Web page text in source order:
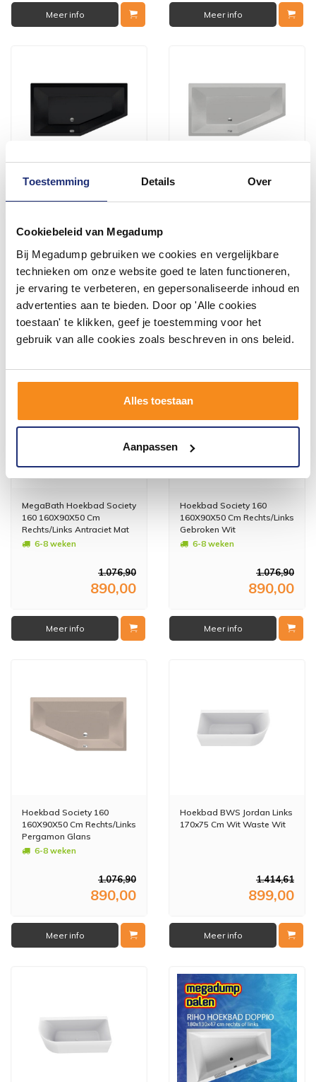
Toestemming Details Over
Cookiebeleid van Megadump
Bij Megadump gebruiken we cookies en vergelijkbare
technieken om onze website goed te laten functioneren,
je ervaring te verbeteren, en gepersonaliseerde inhoud en
advertenties aan te bieden. Door op 'Alle cookies
toestaan' te klikken, geef je toestemming voor het
gebruik van alle cookies zoals beschreven in ons beleid.
Alles toestaan
Aanpassen
Meer info Meer info
Zwart6-8 weken
1.076,90
890,00
Meer info
890,00
Meer info
MegaBath Hoekbad Society
160 160X90X50 Cm
Rechts/Links Antraciet Mat
6-8 weken
1.076,90
890,00
Meer info
Hoekbad Society 160
160X90X50 Cm Rechts/Links
Gebroken Wit
6-8 weken
1.076,90
890,00
Meer info
Hoekbad Society 160
160X90X50 Cm Rechts/Links
Pergamon Glans
6-8 weken
1.076,90
890,00
Meer info
Hoekbad BWS Jordan Links
170x75 Cm Wit Waste Wit
1.414,61
899,00
Meer info